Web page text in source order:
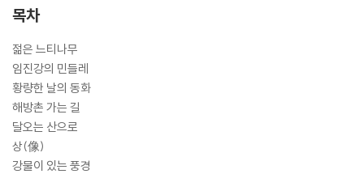
목차
젊은 느티나무
임진강의 민들레
황량한 날의 동화
해방촌 가는 길
달오는 산으로
상(像)
강물이 있는 풍경